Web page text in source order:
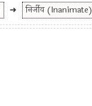
➜ निर्जीव (Inanimate)